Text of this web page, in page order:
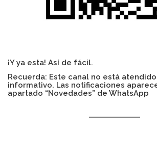
¡Y ya esta! Así de fácil.
Recuerda: Este canal no está
informativo. Las notificaciones
apartado “Novedades” de WhatsApp